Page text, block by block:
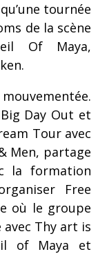
tournée
de la scène
Of Maya,
Day Out et
Tour avec
Men, partage
la formation
Free
où le groupe
Thy art is
of Maya et